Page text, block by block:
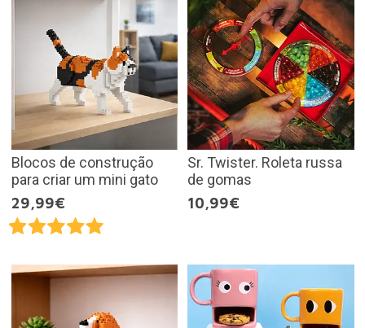
Blocos de construção
para criar um mini gato
29,99€
Sr. Twister. Roleta russa
de gomas
10,99€